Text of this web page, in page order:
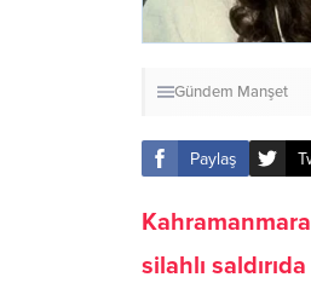
Gündem Manşet
Paylaş
silahlı